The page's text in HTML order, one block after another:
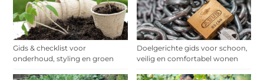
Gids & checklist voor
onderhoud, styling en groen
Doelgerichte gids voor schoon,
veilig en comfortabel wonen